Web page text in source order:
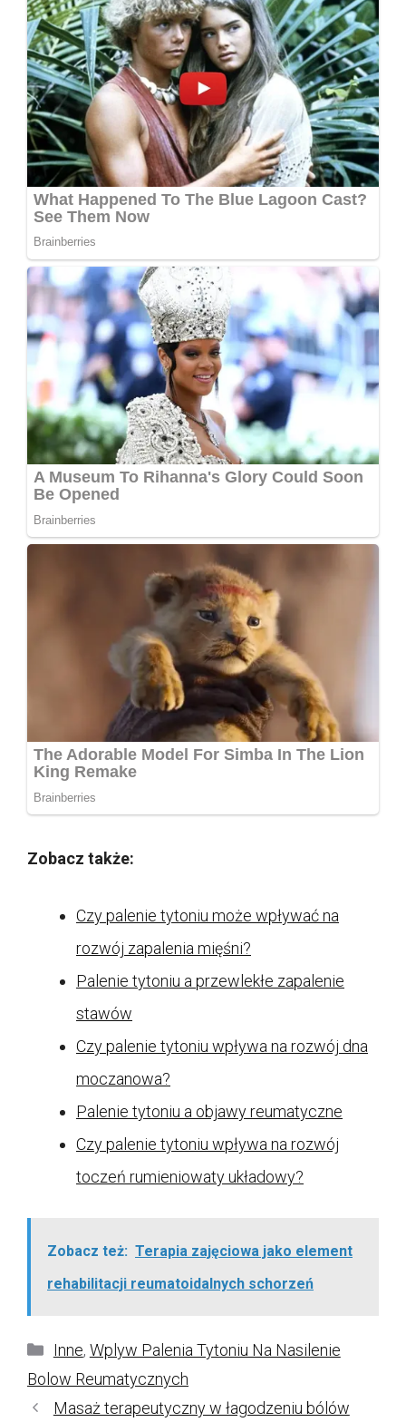
Zobacz także:
Czy palenie tytoniu może wpływać na
rozwój zapalenia mięśni?
Palenie tytoniu a przewlekłe zapalenie
stawów
Czy palenie tytoniu wpływa na rozwój dna
moczanowa?
Palenie tytoniu a objawy reumatyczne
Czy palenie tytoniu wpływa na rozwój
toczeń rumieniowaty układowy?
Zobacz też: Terapia zajęciowa jako element
rehabilitacji reumatoidalnych schorzeń
Kategorie
Inne, Wplyw Palenia Tytoniu Na Nasilenie
Bolow Reumatycznych
Masaż terapeutyczny w łagodzeniu bólów